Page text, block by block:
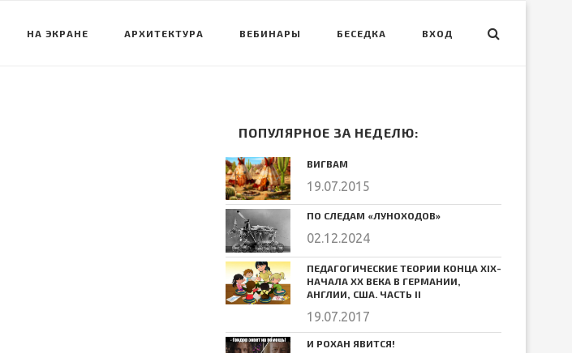
НА ЭКРАНЕ АРХИТЕКТУРА ВЕБИНАРЫ БЕСЕДКА ВХОД
ПОПУЛЯРНОЕ ЗА НЕДЕЛЮ:
ВИГВАМ
19.07.2015
ПО СЛЕДАМ «ЛУНОХОДОВ»
02.12.2024
ПЕДАГОГИЧЕСКИЕ ТЕОРИИ КОНЦА ХIХ-
НАЧАЛА ХХ ВЕКА В ГЕРМАНИИ,
АНГЛИИ, США. ЧАСТЬ II
19.07.2017
И РОХАН ЯВИТСЯ!